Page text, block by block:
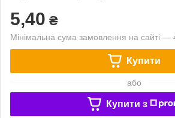
5,40 ₴
Мінімальна сума замовлення на сайті —
Купити
або
Купити з